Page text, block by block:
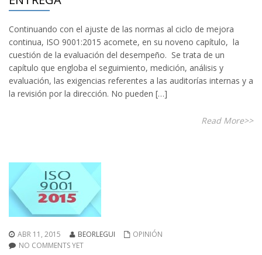
Continuando con el ajuste de las normas al ciclo de mejora
continua, ISO 9001:2015 acomete, en su noveno capítulo, la
cuestión de la evaluación del desempeño. Se trata de un
capítulo que engloba el seguimiento, medición, análisis y
evaluación, las exigencias referentes a las auditorías internas y a
la revisión por la dirección. No pueden […]
Read More>>
ABR 11, 2015 BEORLEGUI
OPINIÓN
NO COMMENTS YET